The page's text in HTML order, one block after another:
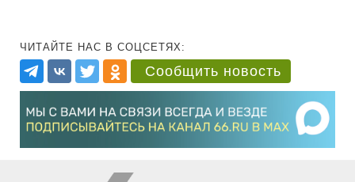
ЧИТАЙТЕ НАС В СОЦСЕТЯХ:
Сообщить новость